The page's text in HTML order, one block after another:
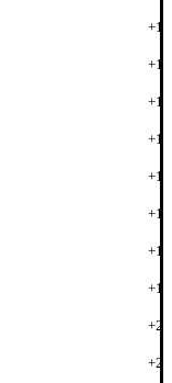
+1
+1
+1
+1
+1
+1
+1
+1
+2
+2